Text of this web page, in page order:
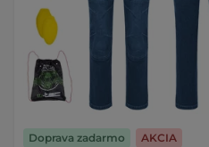
Doprava zadarmo
AKCIA